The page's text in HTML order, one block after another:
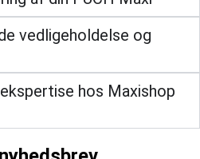
vedligeholdelse og
hos Maxishop